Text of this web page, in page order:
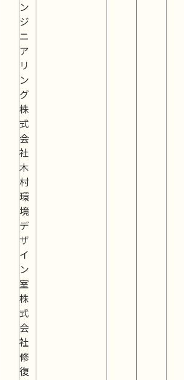
ン
ジ
ニ
ア
リ
ン
グ
株
式
会
社
木
村
環
境
デ
ザ
イ
ン
室
株
式
会
社
修
復